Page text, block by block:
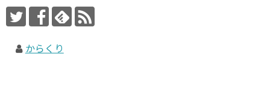
からくり